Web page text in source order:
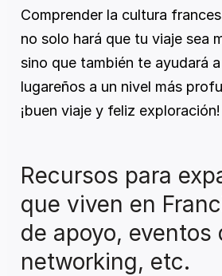
Comprender la cultura
no solo hará que tu viaje sea
sino que también te ayudará
lugareños a un nivel más
¡buen viaje y feliz exploración!
Recursos para
que viven en
de apoyo, eventos
networking, etc.